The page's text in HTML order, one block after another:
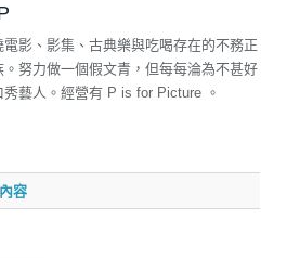
電影、影集、古典樂與吃喝存在的不務正
。努力做一個假文青，但每每淪為不甚好
秀藝人。經營有 P is for Picture 。
容